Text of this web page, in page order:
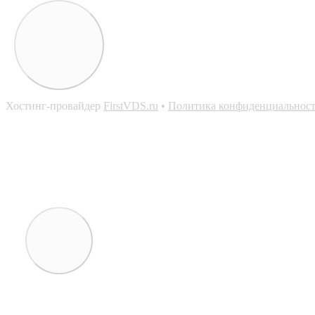
Хостинг-провайдер FirstVDS.ru • Политика